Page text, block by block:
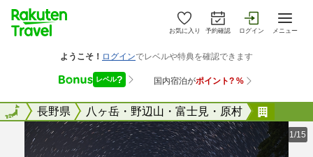
お気に入り 予約確認 ログイン メニュー
全国長野県 八ヶ岳・野辺山・富士見・原村
全国
1/15